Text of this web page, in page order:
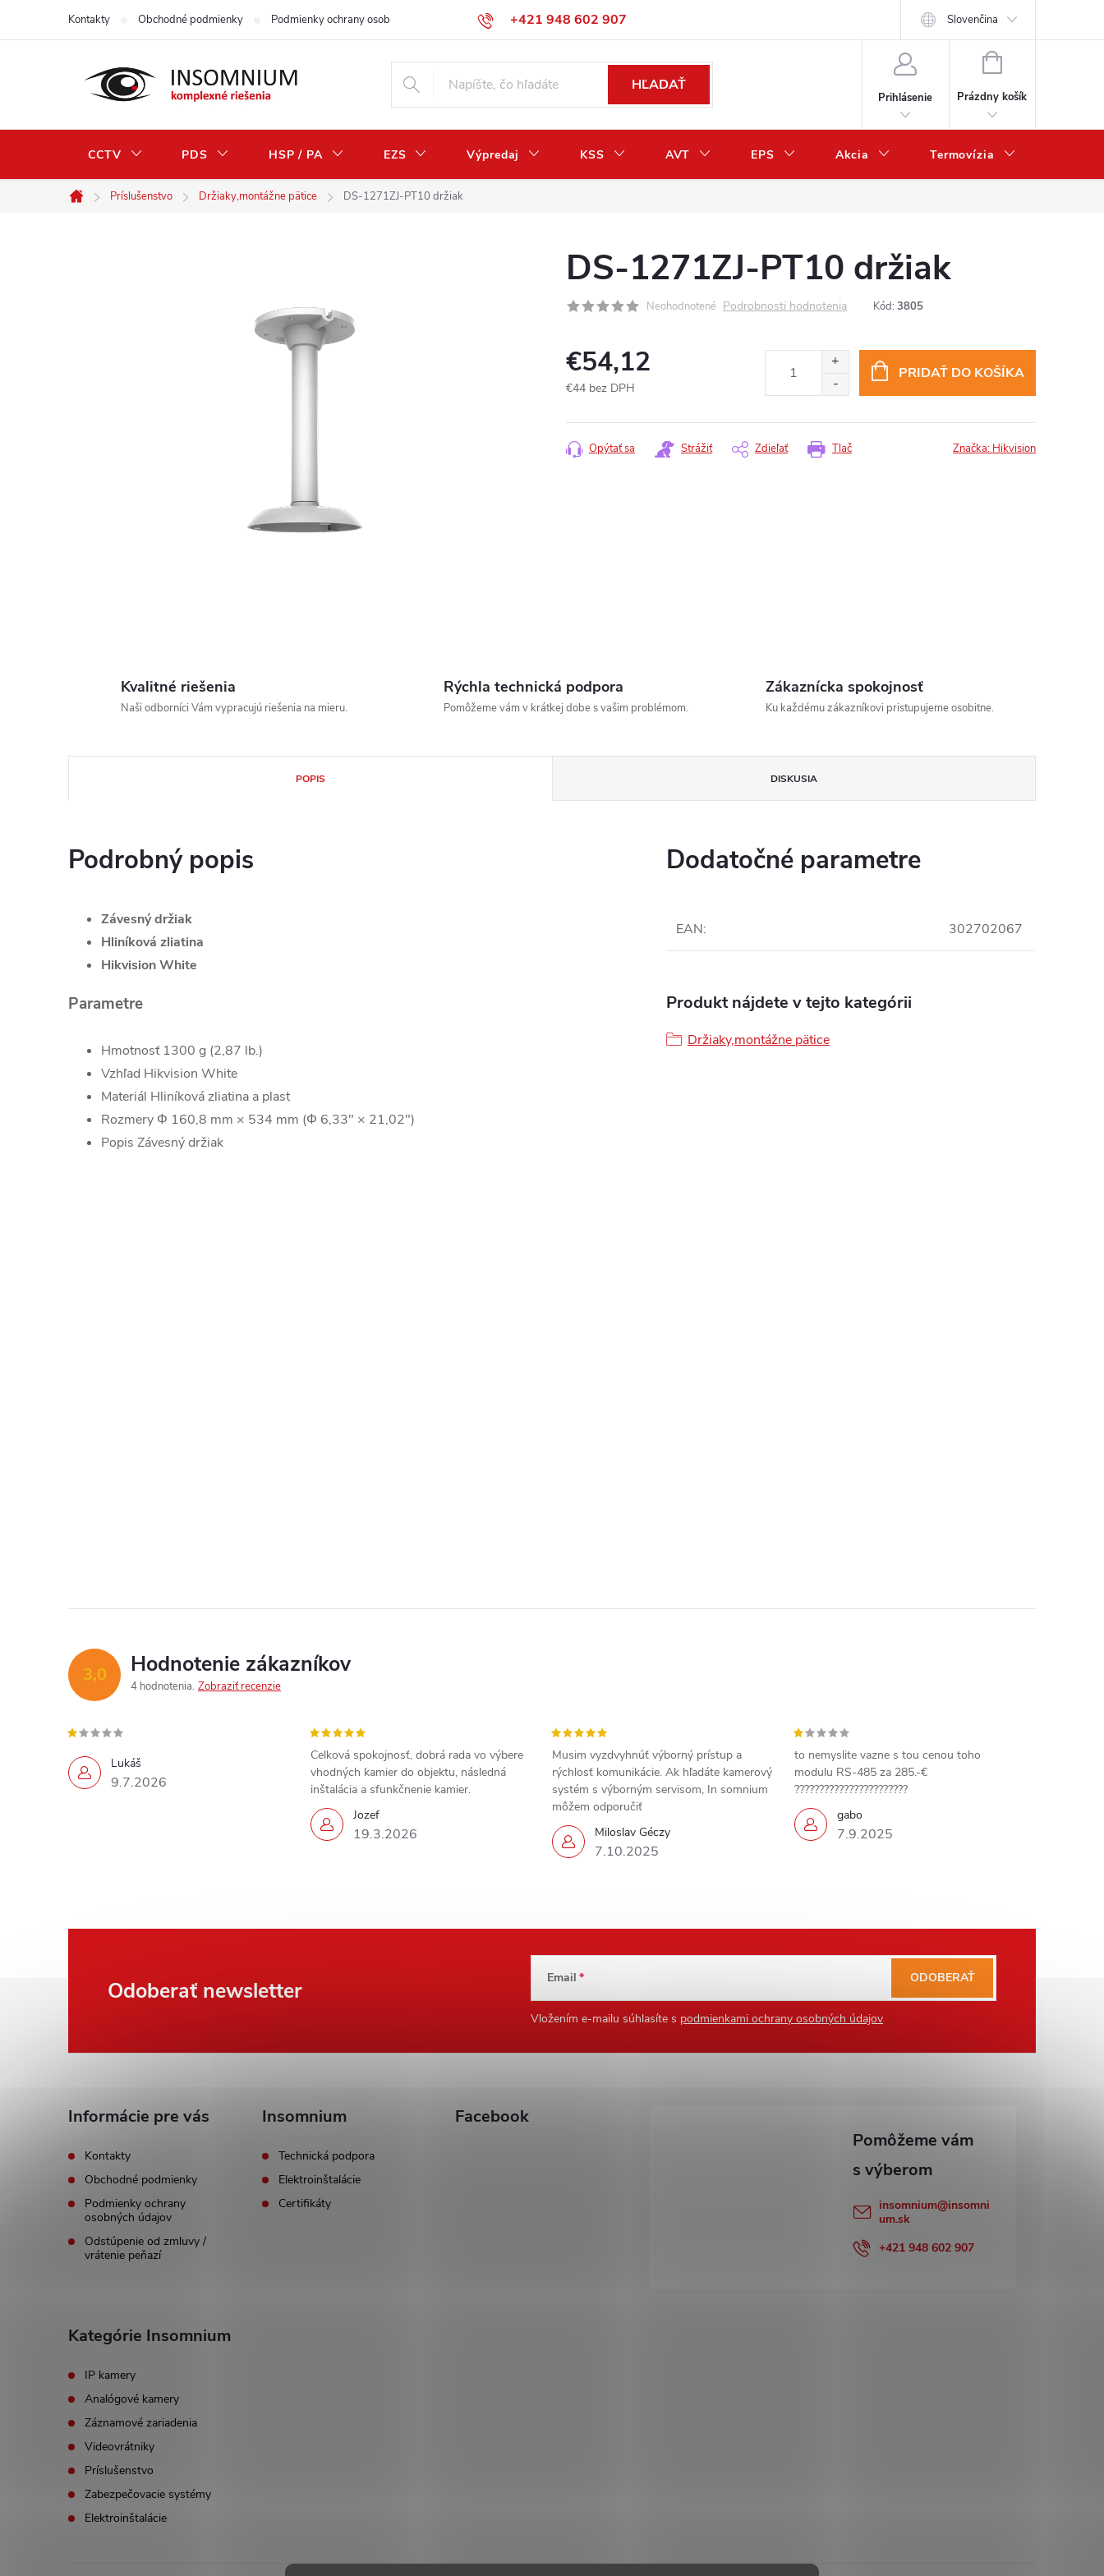
+421 948 602 907
Kontakty Obchodné podmienky Podmienky ochrany osobných údajov Odstúpenie od zmluvy / vrátenie peňazí Slovenčina
HĽADAŤ
Prihlásenie
NÁKUPNÝ
Prázdny košík
CCTV PDS HSP / PA EZS Výpredaj KSS AVT EPS Akcia Termovízia
Domov
Príslušenstvo Držiaky,montážne pätice DS-1271ZJ-PT10 držiak
DS-1271ZJ-PT10 držiak
Neohodnotené Podrobnosti hodnotenia Kód: 3805
€54,12
€44 bez DPH
cena:
PRIDAŤ DO KOŠÍKA
Tlač
Opýtať sa Strážiť Zdieľať Značka: Hikvision
Kvalitné riešenia
Naši odborníci Vám vypracujú riešenia na mieru.
Rýchla technická podpora
Pomôžeme vám v krátkej dobe s vašim problémom.
Zákaznícka spokojnosť
Ku každému zákazníkovi pristupujeme osobitne.
POPIS DISKUSIA
Podrobný popis
Závesný držiak
Hliníková zliatina
Hikvision White
Parametre
Hmotnosť 1300 g (2,87 lb.)
Vzhľad Hikvision White
Materiál Hliníková zliatina a plast
Rozmery Φ 160,8 mm × 534 mm (Φ 6,33" × 21,02")
Popis Závesný držiak
Dodatočné parametre
EAN: 302702067
Produkt nájdete v tejto kategórii
Držiaky,montážne pätice
3,0 Hodnotenie zákazníkov
4 hodnotenia Zobraziť recenzie
Lukáš
9.7.2026
Jozef
19.3.2026
Celková spokojnosť, dobrá rada vo výbere
vhodných kamier do objektu, následná
inštalácia a sfunkčnenie kamier.
Miloslav Géczy
7.10.2025
Musim vyzdvyhnúť výborný prístup a
rýchlosť komunikácie. Ak hľadáte kamerový
systém s výborným servisom, In somnium
môžem odporučiť
gabo
7.9.2025
to nemyslite vazne s tou cenou toho
modulu RS-485 za 285.-€
???????????????????????
Odoberať newsletter Email
Vložením e-mailu súhlasíte s podmienkami ochrany osobných údajov
ODOBERAŤ
Informácie pre vás
Kontakty
Obchodné podmienky
Podmienky ochrany
osobných údajov
Odstúpenie od zmluvy /
vrátenie peňazí
Insomnium
Technická podpora
Elektroinštalácie
Certifikáty
Facebook
insomnium@insomni
um.sk
+421 948 602 907
Kategórie Insomnium
IP kamery
Analógové kamery
Záznamové zariadenia
Videovrátniky
Príslušenstvo
Zabezpečovacie systémy
Elektroinštalácie